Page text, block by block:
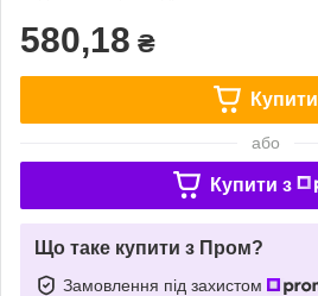
580,18 ₴
Купити
або
Купити з
Що таке купити з Пром?
Замовлення під захистом